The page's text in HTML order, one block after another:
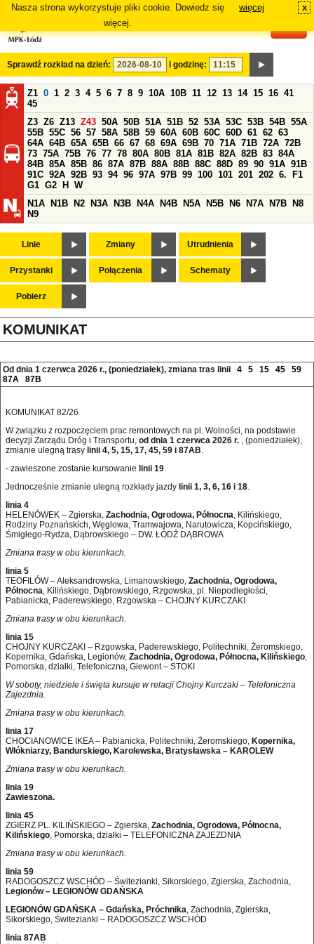
Nasza strona wykorzystuje pliki cookie. Dowiedz się
więcej.
więcej x
Sprawdź rozkład na dzień: i godzinę:
Z1 0 1 2 3 4 5 6 7 8 9 10A 10B 11 12 13 14 15 16 41
45
Z3 Z6 Z13 Z43 50A 50B 51A 51B 52 53A 53C 53B 54B 55A
55B 55C 56 57 58A 58B 59 60A 60B 60C 60D 61 62 63
64A 64B 65A 65B 66 67 68 69A 69B 70 71A 71B 72A 72B
73 75A 75B 76 77 78 80A 80B 81A 81B 82A 82B 83 84A
84B 85A 85B 86 87A 87B 88A 88B 88C 88D 89 90 91A 91B
91C 92A 92B 93 94 96 97A 97B 99 100 101 201 202 6.
F1
G1 G2 H
W
N1A
N1B N2 N3A N3B N4A N4B N5A N5B N6 N7A N7B
N8
N9
Linie Zmiany Utrudnienia
Przystanki Połączenia Schematy
Pobierz
KOMUNIKAT
Od dnia 1 czerwca 2026 r., (poniedziałek), zmiana tras linii 4 5 15 45
59
87A
87B
KOMUNIKAT 82/26
W związku z rozpoczęciem prac remontowych na pl. Wolności, na podstawie
decyzji Zarządu Dróg i Transportu, od dnia 1 czerwca 2026 r.
, (poniedziałek),
zmianie ulegną trasy linii 4, 5, 15, 17, 45, 59 i 87AB
- zawieszone zostanie kursowanie linii 19
Jednocześnie zmianie ulegną rozkłady jazdy linii 1, 3, 6, 16 i 18
linia 4
HELENÓWEK – Zgierska, Zachodnia, Ogrodowa, Północna , Kilińskiego,
Rodziny Poznańskich, Węglowa, Tramwajowa, Narutowicza, Kopcińskiego,
Śmigłego-Rydza, Dąbrowskiego – DW. ŁÓDŹ DĄBROWA
Zmiana trasy w obu kierunkach.
linia 5
TEOFILÓW – Aleksandrowska, Limanowskiego, Zachodnia, Ogrodowa,
Północna , Kilińskiego, Dąbrowskiego, Rzgowska, pl. Niepodległości,
Pabianicka, Paderewskiego, Rzgowska – CHOJNY KURCZAKI
Zmiana trasy w obu kierunkach.
linia 15
CHOJNY KURCZAKI – Rzgowska, Paderewskiego, Politechniki, Żeromskiego,
Kopernika, Gdańska, Legionów, Zachodnia, Ogrodowa, Północna, Kilińskiego
Pomorska, działki, Telefoniczna, Giewont – STOKI
W soboty, niedziele i święta kursuje w relacji Chojny Kurczaki – Telefoniczna
Zajezdnia.
Zmiana trasy w obu kierunkach.
linia 17
CHOCIANOWICE IKEA – Pabianicka, Politechniki, Żeromskiego, Kopernika,
Włókniarzy, Bandurskiego, Karolewska, Bratysławska – KAROLEW
Zmiana trasy w obu kierunkach.
linia 19
Zawieszona.
linia 45
ZGIERZ PL. KILIŃSKIEGO – Zgierska, Zachodnia, Ogrodowa, Północna,
Kilińskiego , Pomorska, działki – TELEFONICZNA ZAJEZDNIA
Zmiana trasy w obu kierunkach.
linia 59
RADOGOSZCZ WSCHÓD – Świtezianki, Sikorskiego, Zgierska, Zachodnia,
Legionów – LEGIONÓW GDAŃSKA
LEGIONÓW GDAŃSKA – Gdańska, Próchnika , Zachodnia, Zgierska,
Sikorskiego, Świtezianki – RADOGOSZCZ WSCHÓD
linia 87AB